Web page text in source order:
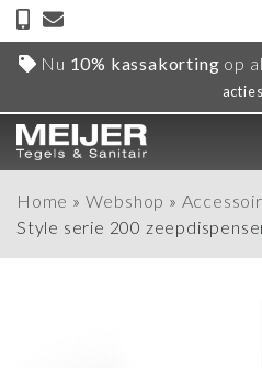
Nu 10% kassakorting op
Home » Webshop »
Style serie 200